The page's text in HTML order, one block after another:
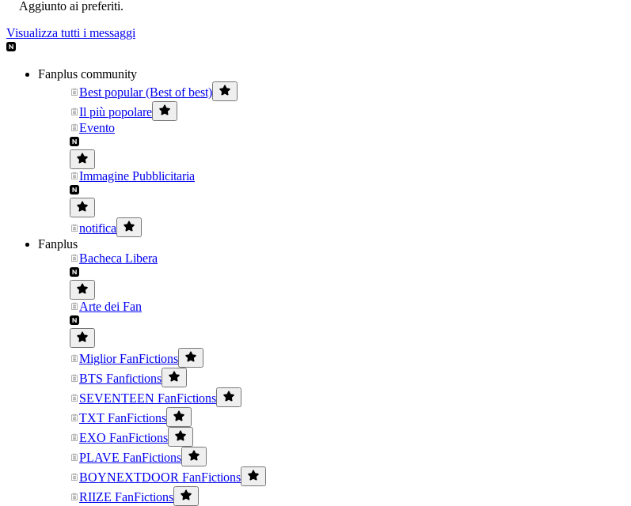
Aggiunto ai preferiti.
Visualizza tutti i messaggi
Fanplus community
Best popular (Best of best)
Il più popolare
Evento
Immagine Pubblicitaria
notifica
Fanplus
Bacheca Libera
Arte dei Fan
Miglior FanFictions
BTS Fanfictions
SEVENTEEN FanFictions
TXT FanFictions
EXO FanFictions
PLAVE FanFictions
BOYNEXTDOOR FanFictions
RIIZE FanFictions